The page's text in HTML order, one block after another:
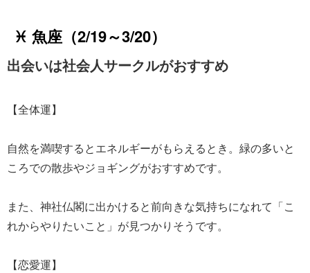
♓ 魚座（2/19～3/20）
出会いは社会人サークルがおすすめ
【全体運】
自然を満喫するとエネルギーがもらえるとき。緑の多いと
ころでの散歩やジョギングがおすすめです。
また、神社仏閣に出かけると前向きな気持ちになれて「こ
れからやりたいこと」が見つかりそうです。
【恋愛運】